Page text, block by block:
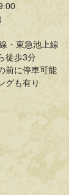
・東急池上線
徒歩3分
前に停車可能
グも有り